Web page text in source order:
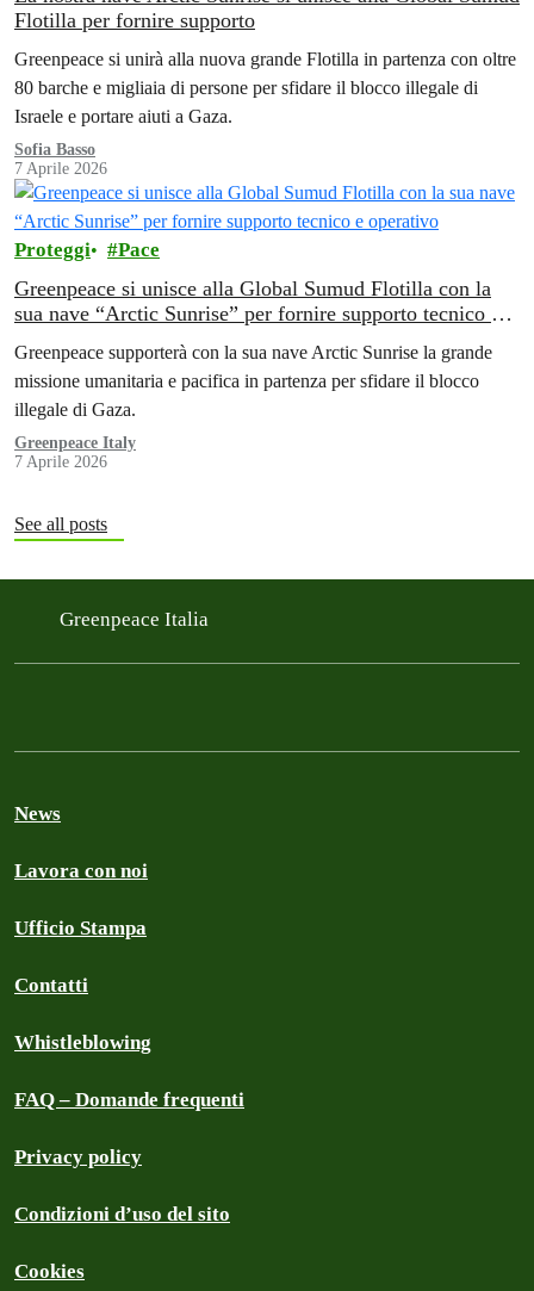
Flotilla per fornire supporto
Greenpeace si unirà alla nuova grande Flotilla in partenza con oltre
80 barche e migliaia di persone per sfidare il blocco illegale di
Israele e portare aiuti a Gaza.
Sofia Basso
7 Aprile 2026
Proteggi Pace
Greenpeace si unisce alla Global Sumud Flotilla con la
sua nave “Arctic Sunrise” per fornire supporto tecnico e
Greenpeace supporterà con la sua nave Arctic Sunrise la grande
missione umanitaria e pacifica in partenza per sfidare il blocco
illegale di Gaza.
Greenpeace Italy
7 Aprile 2026
See all posts
Greenpeace Italia
News
Lavora con noi
Ufficio Stampa
Contatti
Whistleblowing
FAQ – Domande frequenti
Privacy policy
Condizioni d’uso del sito
Cookies